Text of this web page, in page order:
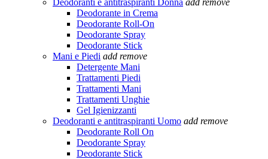
Deodoranti e antitraspiranti Donna add remove
Deodorante in Crema
Deodorante Roll-On
Deodorante Spray
Deodorante Stick
Mani e Piedi add remove
Detergente Mani
Trattamenti Piedi
Trattamenti Mani
Trattamenti Unghie
Gel Igienizzanti
Deodoranti e antitraspiranti Uomo add remove
Deodorante Roll On
Deodorante Spray
Deodorante Stick